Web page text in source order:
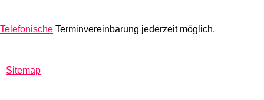
Telefonische Terminvereinbarung jederzeit möglich.
Sitemap